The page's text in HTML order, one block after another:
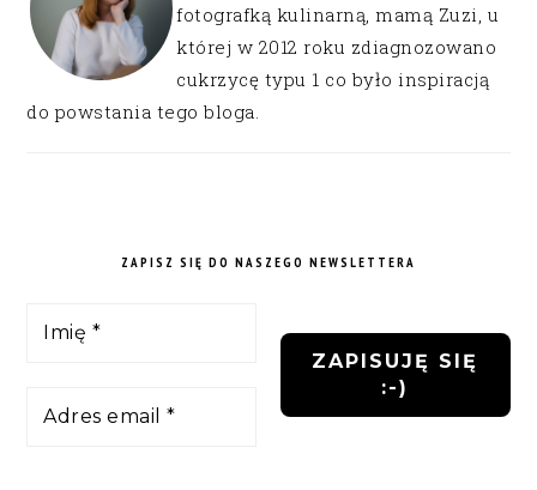
fotografką kulinarną, mamą Zuzi, u
której w 2012 roku zdiagnozowano
cukrzycę typu 1 co było inspiracją
do powstania tego bloga.
ZAPISZ SIĘ DO NASZEGO NEWSLETTERA